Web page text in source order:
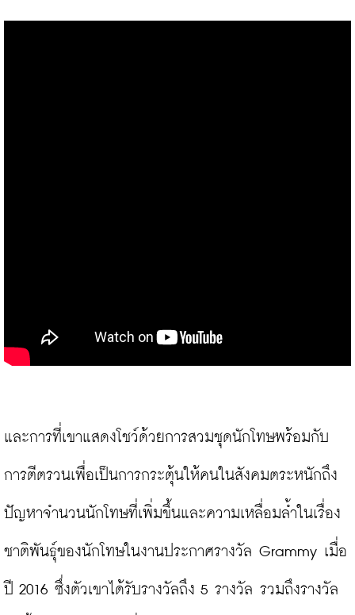
และการที่เขาแสดงโชว์ด้วยการสวมชุดนักโทษพร้อมกับ
การตีตรวนเพื่อเป็นการกระตุ้นให้คนในสังคมตระหนักถึง
ปัญหาจำนวนนักโทษที่เพิ่มขึ้นและความเหลื่อมล้ำในเรื่อง
ชาติพันธุ์ของนักโทษในงานประกาศรางวัล Grammy เมื่อ
ปี 2016 ซึ่งตัวเขาได้รับรางวัลถึง 5 รางวัล รวมถึงรางวัล